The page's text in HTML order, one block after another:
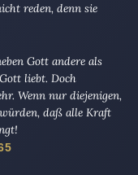
reden, denn sie
Gott andere als
liebt. Doch
Wenn nur diejenigen,
daß alle Kraft